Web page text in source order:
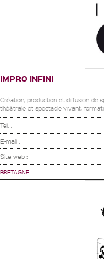
IMPRO INFINI
Création, production et diffusion de
théâtrale et spectacle vivant,
Tel. :
E-mail :
Site web :
BRETAGNE